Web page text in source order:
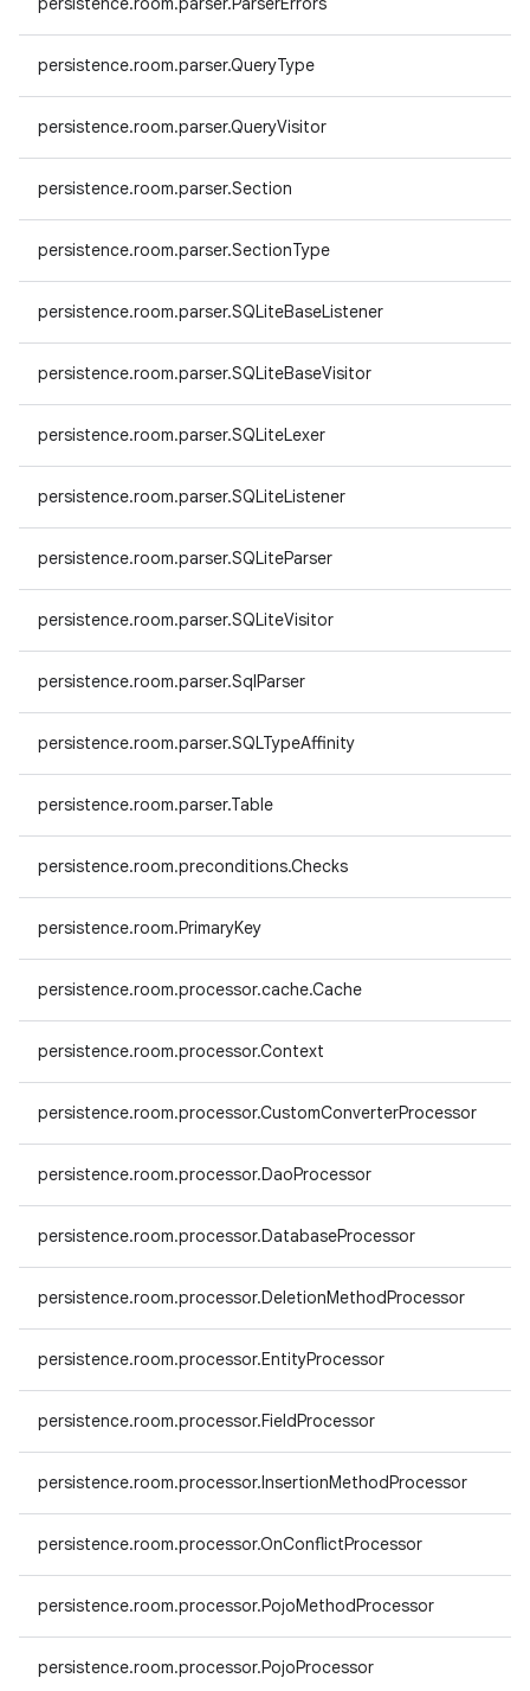
persistence.room.parser.QueryType
persistence.room.parser.QueryVisitor
persistence.room.parser.Section
persistence.room.parser.SectionType
persistence.room.parser.SQLiteBaseListener
persistence.room.parser.SQLiteBaseVisitor
persistence.room.parser.SQLiteLexer
persistence.room.parser.SQLiteListener
persistence.room.parser.SQLiteParser
persistence.room.parser.SQLiteVisitor
persistence.room.parser.SqlParser
persistence.room.parser.SQLTypeAffinity
persistence.room.parser.Table
persistence.room.preconditions.Checks
persistence.room.PrimaryKey
persistence.room.processor.cache.Cache
persistence.room.processor.Context
persistence.room.processor.CustomConverterProcessor
persistence.room.processor.DaoProcessor
persistence.room.processor.DatabaseProcessor
persistence.room.processor.DeletionMethodProcessor
persistence.room.processor.EntityProcessor
persistence.room.processor.FieldProcessor
persistence.room.processor.InsertionMethodProcessor
persistence.room.processor.OnConflictProcessor
persistence.room.processor.PojoMethodProcessor
persistence.room.processor.PojoProcessor